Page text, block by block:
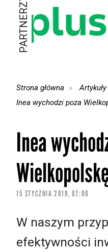
PARTNERZY
Strona główna
Artykuły
Inea wychodzi poza
Inea
Wielkopolskę
15 STYCZNIA 2018, 07:00
W naszym
efektywności